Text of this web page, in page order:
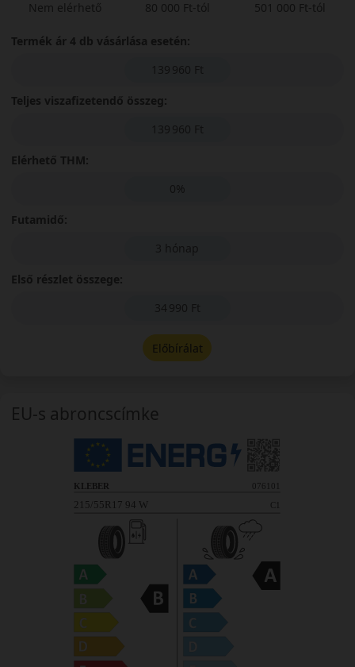
Nem elérhető
80 000 Ft-tól
501 000 Ft-tól
Termék ár 4 db vásárlása esetén:
139 960 Ft
Teljes viszafizetendő összeg:
139 960 Ft
Elérhető THM:
0%
Futamidő:
3 hónap
Első részlet összege:
34 990 Ft
Előbírálat
EU-s abroncscímke